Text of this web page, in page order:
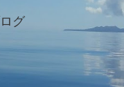
グ